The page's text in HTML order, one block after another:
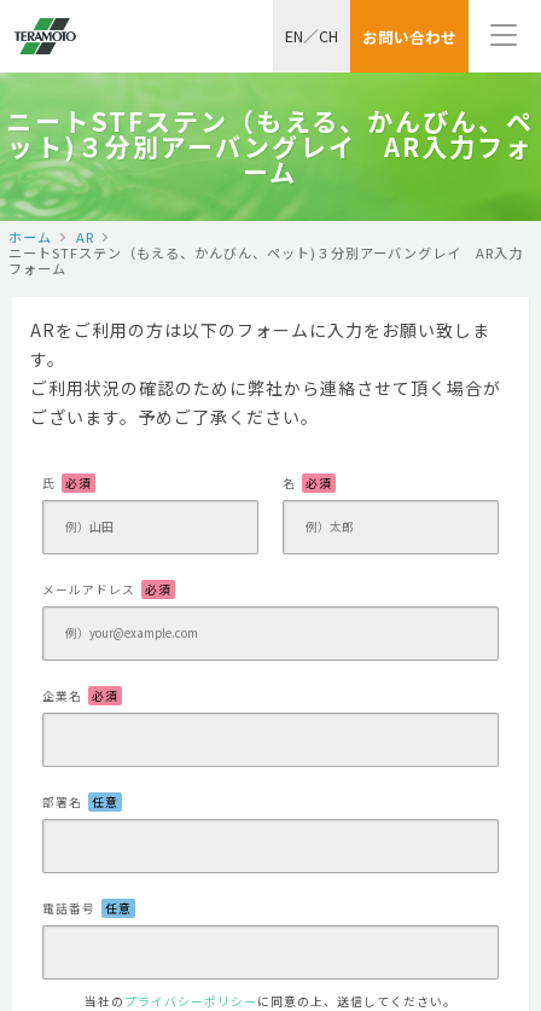
お問い合わせ
EN／CH
ニートSTFステン（もえる、かんびん、ペ
ット)３分別アーバングレイ AR入力フォ
ーム
ホーム
AR
ニートSTFステン（もえる、かんびん、ペット)３分別アーバングレイ AR入力
フォーム
ARをご利用の方は以下のフォームに入力をお願い致しま
す。
ご利用状況の確認のために弊社から連絡させて頂く場合が
ございます。予めご了承ください。
氏 必須 名 必須
メールアドレス 必須
企業名 必須
部署名 任意
電話番号 任意
当社の プライバシーポリシー に同意の上、送信してください。